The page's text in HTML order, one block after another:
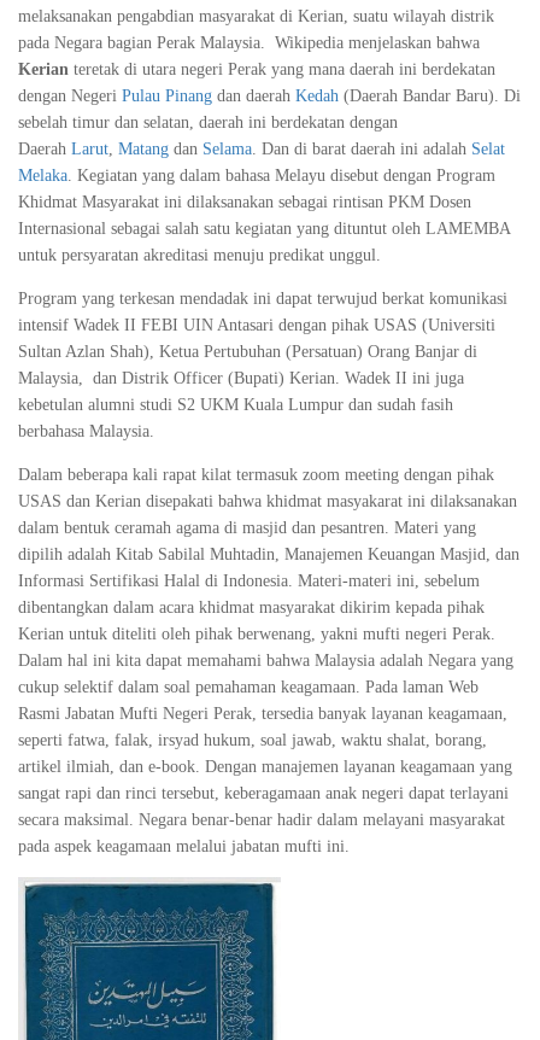
melaksanakan pengabdian masyarakat di Kerian, suatu wilayah distrik
pada Negara bagian Perak Malaysia. Wikipedia menjelaskan bahwa
Kerian teretak di utara negeri Perak yang mana daerah ini berdekatan
dengan Negeri Pulau Pinang dan daerah Kedah (Daerah Bandar Baru). Di
sebelah timur dan selatan, daerah ini berdekatan dengan
Daerah Larut, Matang dan Selama. Dan di barat daerah ini adalah Selat
Melaka. Kegiatan yang dalam bahasa Melayu disebut dengan Program
Khidmat Masyarakat ini dilaksanakan sebagai rintisan PKM Dosen
Internasional sebagai salah satu kegiatan yang dituntut oleh LAMEMBA
untuk persyaratan akreditasi menuju predikat unggul.
Program yang terkesan mendadak ini dapat terwujud berkat komunikasi
intensif Wadek II FEBI UIN Antasari dengan pihak USAS (Universiti
Sultan Azlan Shah), Ketua Pertubuhan (Persatuan) Orang Banjar di
Malaysia, dan Distrik Officer (Bupati) Kerian. Wadek II ini juga
kebetulan alumni studi S2 UKM Kuala Lumpur dan sudah fasih
berbahasa Malaysia.
Dalam beberapa kali rapat kilat termasuk zoom meeting dengan pihak
USAS dan Kerian disepakati bahwa khidmat masyakarat ini dilaksanakan
dalam bentuk ceramah agama di masjid dan pesantren. Materi yang
dipilih adalah Kitab Sabilal Muhtadin, Manajemen Keuangan Masjid, dan
Informasi Sertifikasi Halal di Indonesia. Materi-materi ini, sebelum
dibentangkan dalam acara khidmat masyarakat dikirim kepada pihak
Kerian untuk diteliti oleh pihak berwenang, yakni mufti negeri Perak.
Dalam hal ini kita dapat memahami bahwa Malaysia adalah Negara yang
cukup selektif dalam soal pemahaman keagamaan. Pada laman Web
Rasmi Jabatan Mufti Negeri Perak, tersedia banyak layanan keagamaan,
seperti fatwa, falak, irsyad hukum, soal jawab, waktu shalat, borang,
artikel ilmiah, dan e-book. Dengan manajemen layanan keagamaan yang
sangat rapi dan rinci tersebut, keberagamaan anak negeri dapat terlayani
secara maksimal. Negara benar-benar hadir dalam melayani masyarakat
pada aspek keagamaan melalui jabatan mufti ini.